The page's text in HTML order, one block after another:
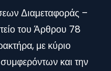
Διαμεταφοράς –
του Άρθρου 78
με κύριο
και την